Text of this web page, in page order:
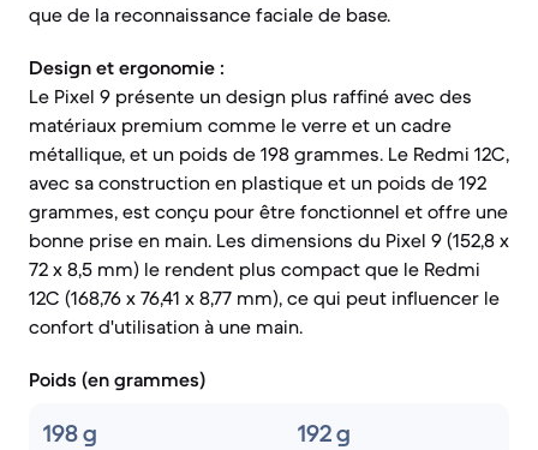
que de la reconnaissance faciale de base.
Design et ergonomie :
Le Pixel 9 présente un design plus raffiné avec des
matériaux premium comme le verre et un cadre
métallique, et un poids de 198 grammes. Le Redmi 12C,
avec sa construction en plastique et un poids de 192
grammes, est conçu pour être fonctionnel et offre une
bonne prise en main. Les dimensions du Pixel 9 (152,8 x
72 x 8,5 mm) le rendent plus compact que le Redmi
12C (168,76 x 76,41 x 8,77 mm), ce qui peut influencer le
confort d'utilisation à une main.
Poids (en grammes)
198 g 192 g